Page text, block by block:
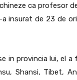
ca profesor
insurat de 23 de
in provincia lui, el
Shansi, Tibet,